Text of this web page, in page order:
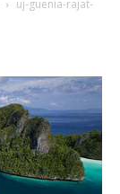
uj-guenia-rajat-